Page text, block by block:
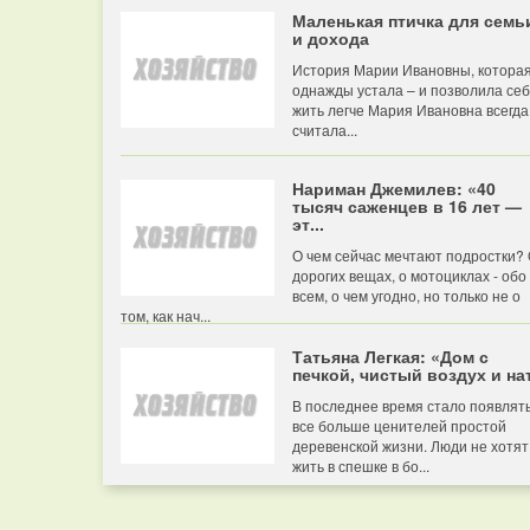
Маленькая птичка для
и дохода
История Марии Ивановны, которая
однажды устала – и позволила
жить легче Мария Ивановна всегда
считала...
Нариман Джемилев: «40
тысяч саженцев в 16 лет —
эт...
О чем сейчас мечтают подростки?
дорогих вещах, о мотоциклах - обо
всем, о чем угодно, но только не о
том, как нач...
Татьяна Легкая: «Дом с
печкой, чистый воздух и
В последнее время стало
все больше ценителей простой
деревенской жизни. Люди не хотят
жить в спешке в бо...